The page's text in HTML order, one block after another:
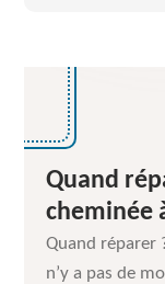
Quand
cheminée
Quand réparer
n’y a pas de